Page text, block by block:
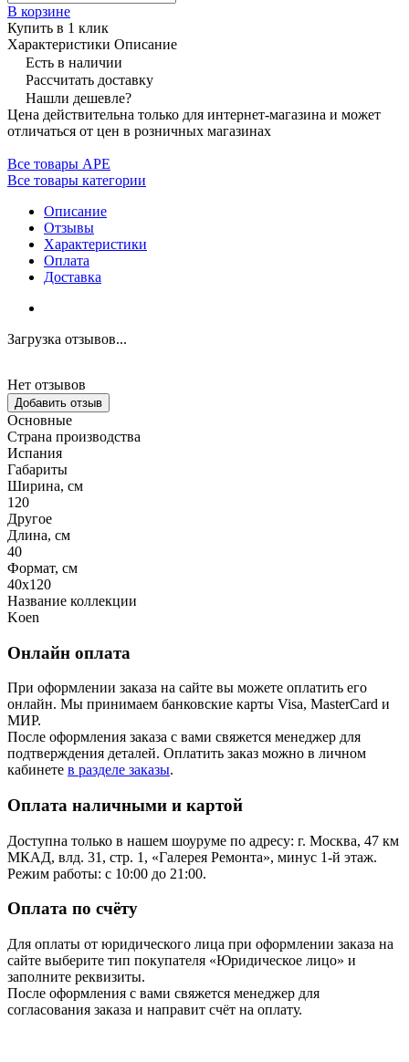
В корзине
Купить в 1 клик
Характеристики Описание
Есть в наличии
Рассчитать доставку
Нашли дешевле?
Цена действительна только для интернет-магазина и может
отличаться от цен в розничных магазинах
Все товары APE
Все товары категории
Описание
Отзывы
Характеристики
Оплата
Доставка
Загрузка отзывов...
Нет отзывов
Добавить отзыв
Основные
Страна производства
Испания
Габариты
Ширина, см
120
Другое
Длина, см
40
Формат, см
40x120
Название коллекции
Koen
Онлайн оплата
При оформлении заказа на сайте вы можете оплатить его
онлайн. Мы принимаем банковские карты Visa, MasterCard и
МИР.
После оформления заказа с вами свяжется менеджер для
подтверждения деталей. Оплатить заказ можно в личном
кабинете в разделе заказы.
Оплата наличными и картой
Доступна только в нашем шоуруме по адресу: г. Москва, 47 км
МКАД, влд. 31, стр. 1, «Галерея Ремонта», минус 1‑й этаж.
Режим работы: с 10:00 до 21:00.
Оплата по счёту
Для оплаты от юридического лица при оформлении заказа на
сайте выберите тип покупателя «Юридическое лицо» и
заполните реквизиты.
После оформления с вами свяжется менеджер для
согласования заказа и направит счёт на оплату.